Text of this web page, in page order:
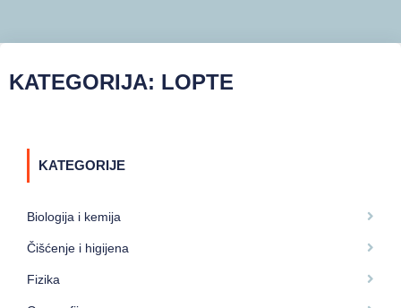
KATEGORIJA: LOPTE
KATEGORIJE
Biologija i kemija
Čišćenje i higijena
Fizika